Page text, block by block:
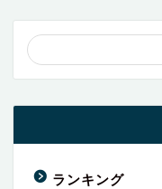
ランキング